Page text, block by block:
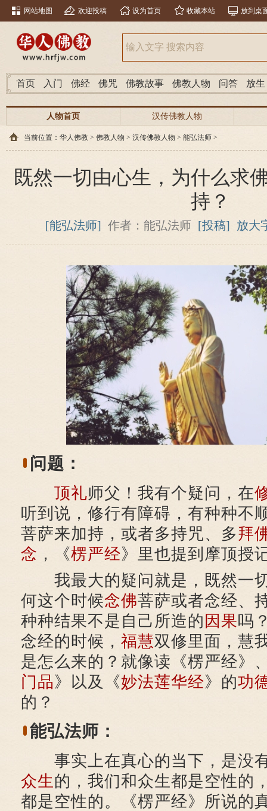
网站地图 欢迎投稿 设为首页 收藏本站 放到桌
首页 入门 佛经 佛咒 佛教故事 佛教人物 问答 放生
人物首页 汉传佛教人物
当前位置： 华人佛教 > 佛教人物 > 汉传佛教人物 > 能弘法师 >
既然一切由心生，为什么求
持？
[能弘法师] 作者：能弘法师 [投稿] 放大
问题：
顶礼师父！我有个疑问，在
听到说，修行有障碍，有种种不
菩萨来加持，或者多持咒、多拜
念 ，《楞严经》里也提到摩顶授
我最大的疑问就是，既然一
何这个时候念佛菩萨或者念经、
种种结果不是自己所造的 因果吗
念经的时候， 福慧双修里面，慧
是怎么来的？就像读《楞严经》
门品》以及《妙法莲华经》的功
的？
能弘法师：
事实上在真心的当下，是没
众生的，我们和众生都是空性的
都是空性的。《楞严经》所说的